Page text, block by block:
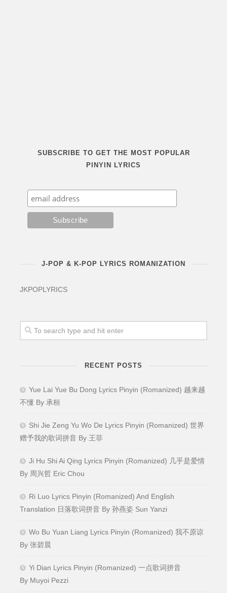
SUBSCRIBE TO GET THE MOST POPULAR
PINYIN LYRICS
J-POP & K-POP LYRICS ROMANIZATION
JKPOPLYRICS
RECENT POSTS
Yue Lai Yue Bu Dong Lyrics Pinyin (Romanized) 越来越
不懂 By 承桓
Shi Jie Zeng Yu Wo De Lyrics Pinyin (Romanized) 世界
赠予我的歌词拼音 By 王菲
Ji Hu Shi Ai Qing Lyrics Pinyin (Romanized) 几乎是爱情
By 周兴哲 Eric Chou
Ri Luo Lyrics Pinyin (Romanized) And English
Translation 日落歌词拼音 By 孙燕姿 Sun Yanzi
Wo Bu Yuan Liang Lyrics Pinyin (Romanized) 我不原谅
By 张碧晨
Yi Dian Lyrics Pinyin (Romanized) 一点歌词拼音
By Muyoi Pezzi